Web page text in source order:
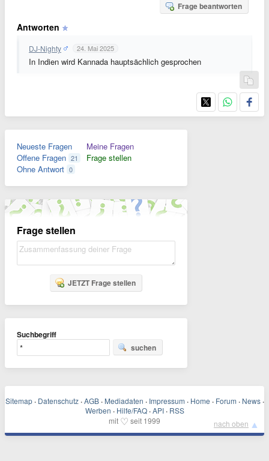
Frage beantworten
Antworten
DJ-Nighty 24. Mai 2025
In Indien wird Kannada hauptsächlich gesprochen
Neueste Fragen
Offene Fragen 21
Ohne Antwort 0
Meine Fragen
Frage stellen
Frage stellen
JETZT Frage stellen
Suchbegriff
suchen
Sitemap · Datenschutz · AGB · Mediadaten · Impressum · Home · Forum · News ·
Werben · Hilfe/FAQ · API · RSS
mit ♡ seit 1999 nach oben ▲